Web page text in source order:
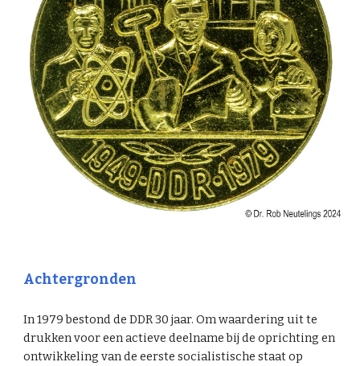
Achtergronden
In 1979 bestond de DDR 30 jaar. Om waardering uit te
drukken voor een actieve deelname bij de oprichting en
ontwikkeling van de eerste socialistische staat op